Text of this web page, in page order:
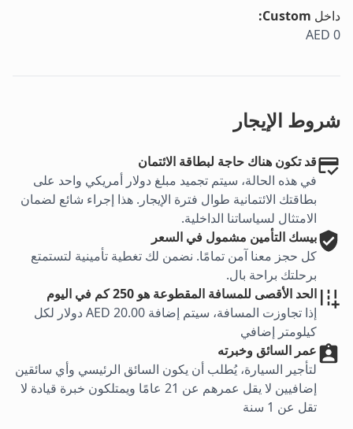
داخل Custom
:
AED 0
شروط الإيجار
قد تكون هناك حاجة لبطاقة الائتمان
في هذه الحالة، سيتم تجميد مبلغ دولار أمريكي واحد على
بطاقتك الائتمانية طوال فترة الإيجار. هذا إجراء شائع لضمان
الامتثال لسياساتنا الداخلية.
بيسك التأمين مشمول في السعر
كل حجز معنا آمن تمامًا. نضمن لك تغطية تأمينية لتستمتع
برحلتك براحة بال.
الحد الأقصى للمسافة المقطوعة هو 250 كم في اليوم
إذا تجاوزت المسافة، سيتم إضافة AED 20.00 دولار لكل
كيلومتر إضافي
عمر السائق وخبرته
لتأجير السيارة، يُطلب أن يكون السائق الرئيسي وأي سائقين
إضافيين لا يقل عمرهم عن 21 عامًا ويمتلكون خبرة قيادة لا
تقل عن 1 سنة